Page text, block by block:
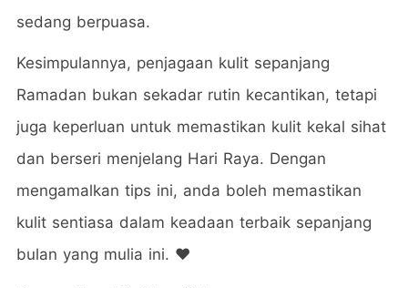
sedang berpuasa.
Kesimpulannya, penjagaan kulit sepanjang
Ramadan bukan sekadar rutin kecantikan, tetapi
juga keperluan untuk memastikan kulit kekal sihat
dan berseri menjelang Hari Raya. Dengan
mengamalkan tips ini, anda boleh memastikan
kulit sentiasa dalam keadaan terbaik sepanjang
bulan yang mulia ini. ❤️